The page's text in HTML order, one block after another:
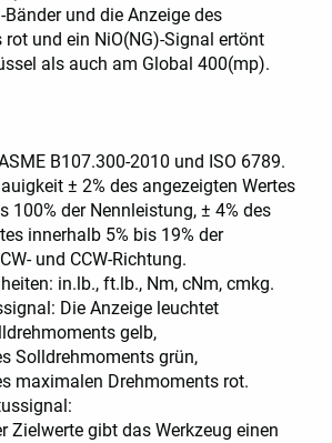
Bänder und die Anzeige des
rot und ein NiO(NG)-Signal ertönt
als auch am Global 400(mp).
B107.300-2010 und ISO 6789.
± 2% des angezeigten Wertes
100% der Nennleistung, ± 4% des
innerhalb 5% bis 19% der
und CCW-Richtung.
in.lb., ft.lb., Nm, cNm, cmkg.
Die Anzeige leuchtet
gelb,
Solldrehmoments grün,
maximalen Drehmoments rot.
Zielwerte gibt das Werkzeug einen